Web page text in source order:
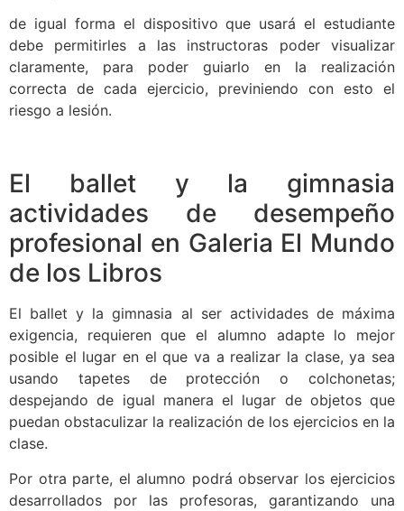
de igual forma el dispositivo que usará el estudiante
debe permitirles a las instructoras poder visualizar
claramente, para poder guiarlo en la realización
correcta de cada ejercicio, previniendo con esto el
riesgo a lesión.
El ballet y la gimnasia
actividades de desempeño
profesional en Galeria El Mundo
de los Libros
El ballet y la gimnasia al ser actividades de máxima
exigencia, requieren que el alumno adapte lo mejor
posible el lugar en el que va a realizar la clase, ya sea
usando tapetes de protección o colchonetas;
despejando de igual manera el lugar de objetos que
puedan obstaculizar la realización de los ejercicios en la
clase.
Por otra parte, el alumno podrá observar los ejercicios
desarrollados por las profesoras, garantizando una